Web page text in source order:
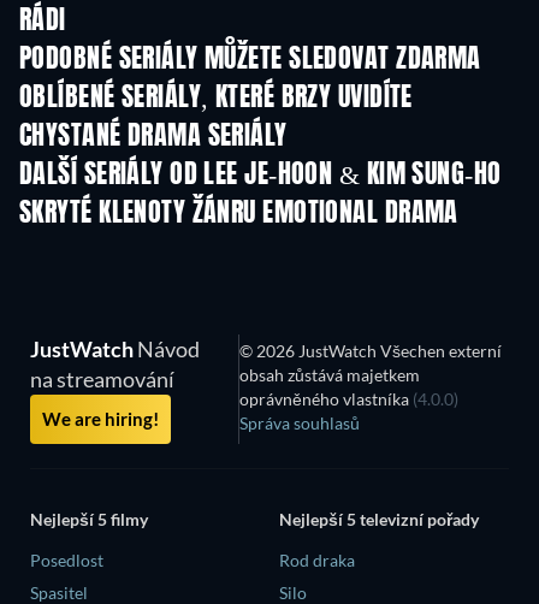
RÁDI
PODOBNÉ SERIÁLY MŮŽETE SLEDOVAT ZDARMA
TV TV
OBLÍBENÉ SERIÁLY, KTERÉ BRZY UVIDÍTE
TV TV
CHYSTANÉ DRAMA SERIÁLY
Řada 6
DALŠÍ SERIÁLY OD LEE JE-HOON & KIM SUNG-HO
TV
SKRYTÉ KLENOTY ŽÁNRU EMOTIONAL DRAMA
JustWatchNávod
na streamování
We are hiring!
© 2026 JustWatch Všechen externí
obsah zůstává majetkem
oprávněného vlastníka (4.0.0)
Správa souhlasů
Nejlepší 5 filmy
Posedlost
Spasitel
Nejlepší 5 televizní pořady
Rod draka
Silo